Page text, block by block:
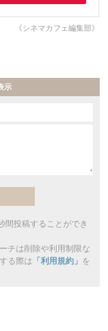
《シネマカフェ編集部》
示
投稿することができ
チは削除や利用制限な
る際は 「利用規約」 を